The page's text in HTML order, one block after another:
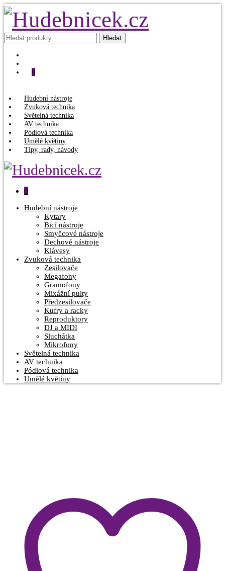
Hledat: Hledat
0
Hudební nástroje
Zvuková technika
Světelná technika
AV technika
Pódiová technika
Umělé květiny
Tipy, rady, návody
0
Hudební nástroje
Kytary
Bicí nástroje
Smyčcové nástroje
Dechové nástroje
Klávesy
Zvuková technika
Zesilovače
Megafony
Gramofony
Mixážní pulty
Předzesilovače
Kufry a racky
Reproduktory
DJ a MIDI
Sluchátka
Mikrofony
Světelná technika
AV technika
Pódiová technika
Umělé květiny